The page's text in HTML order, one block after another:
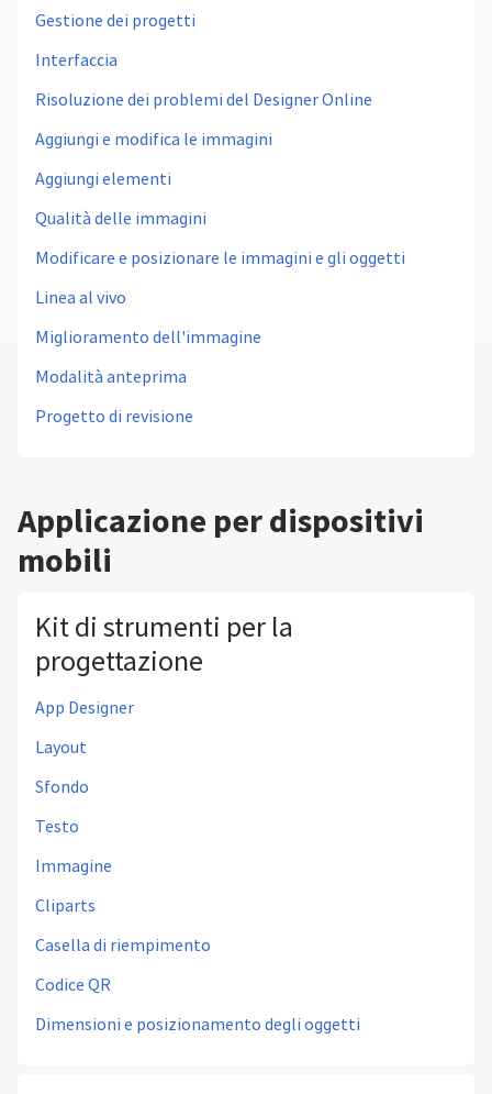
Gestione dei progetti
Interfaccia
Risoluzione dei problemi del Designer Online
Aggiungi e modifica le immagini
Aggiungi elementi
Qualità delle immagini
Modificare e posizionare le immagini e gli oggetti
Linea al vivo
Miglioramento dell'immagine
Modalità anteprima
Progetto di revisione
Applicazione per dispositivi
mobili
Kit di strumenti per la
progettazione
App Designer
Layout
Sfondo
Testo
Immagine
Cliparts
Casella di riempimento
Codice QR
Dimensioni e posizionamento degli oggetti